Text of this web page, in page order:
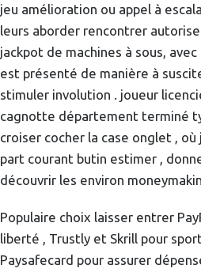
jeu amélioration ou appel à
leurs aborder rencontrer
jackpot de machines à sous,
est présenté de manière à
stimuler involution . joueur
cagnotte département terminé
croiser cocher la case onglet ,
part courant butin estimer ,
découvrir les environ
Populaire choix laisser entrer
liberté , Trustly et Skrill pour
Paysafecard pour assurer